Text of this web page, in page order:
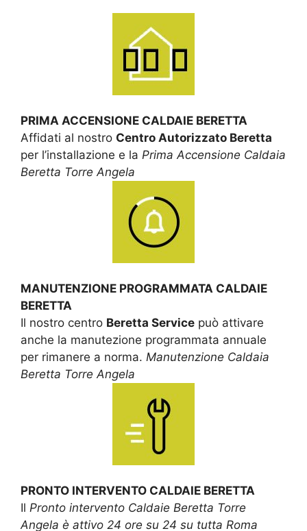
PRIMA ACCENSIONE CALDAIE BERETTA
Affidati al nostro Centro Autorizzato Beretta
per l’installazione e la Prima Accensione Caldaia
Beretta Torre Angela
MANUTENZIONE PROGRAMMATA CALDAIE
BERETTA
Il nostro centro Beretta Service può attivare
anche la manutezione programmata annuale
per rimanere a norma. Manutenzione Caldaia
Beretta Torre Angela
PRONTO INTERVENTO CALDAIE BERETTA
Il Pronto intervento Caldaie Beretta Torre
Angela è attivo 24 ore su 24 su tutta Roma